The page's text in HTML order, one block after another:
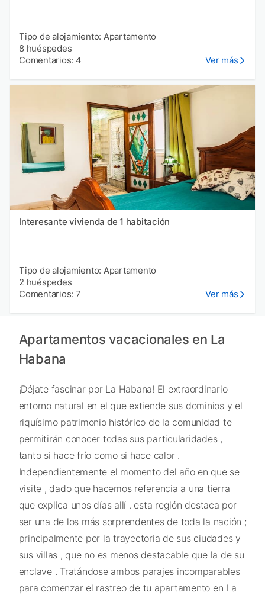
Tipo de alojamiento: Apartamento
8 huéspedes
Comentarios: 4
Ver más
Interesante vivienda de 1 habitación
Tipo de alojamiento: Apartamento
2 huéspedes
Comentarios: 7
Ver más
Apartamentos vacacionales en La
Habana
¡Déjate fascinar por La Habana! El extraordinario
entorno natural en el que extiende sus dominios y el
riquísimo patrimonio histórico de la comunidad te
permitirán conocer todas sus particularidades ,
tanto si hace frío como si hace calor .
Independientemente el momento del año en que se
visite , dado que hacemos referencia a una tierra
que explica unos días allí . esta región destaca por
ser una de los más sorprendentes de toda la nación ;
principalmente por la trayectoria de sus ciudades y
sus villas , que no es menos destacable que la de su
enclave . Tratándose ambos parajes incomparables
para comenzar el rastreo de tu apartamento en La